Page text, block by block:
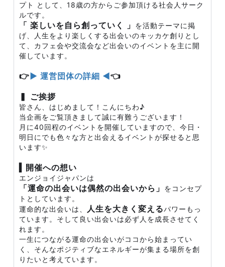
プト として、18歳の方からご参加頂ける社会人サーク
ルです。
「 楽しいを自ら創っていく 」 を活動テーマに掲
げ、人生をより楽しくする出会いのキッカケ創りとし
て、カフェ会や交流会など出会いのイベントを主に開
催しています。
👉▶ 運営団体の詳細 ◀👈
▍ ご挨拶
皆さん、はじめまして！こんにちわ♪
当企画をご覧頂きまして誠に有難うございます！
月に40回程のイベントを開催していますので、今日・
明日にでも色々な方と出会えるイベントが探せると思
います✨
▍開催への想い
エンジョイジャパンは
「運命の出会いは偶然の出会いから」 をコンセプ
トとしています。
運命的な出会いは、
人生を大きく変えるパワーもっ
ています。そして良い出会いは必ず人を成長させてく
れます。
一生につながる運命の出会いがココから始まってい
く、そんなポジティブなエネルギーが集まる場所を創
りたいと考えています。